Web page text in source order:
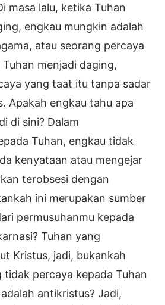
masa lalu, ketika Tuhan
engkau mungkin adalah
atau seorang percaya
menjadi daging,
yang taat itu tanpa sadar
Apakah engkau tahu apa
di sini? Dalam
Tuhan, engkau tidak
kenyataan atau mengejar
terobsesi dengan
ini merupakan sumber
permusuhanmu kepada
Tuhan yang
Kristus, jadi, bukankah
tidak percaya kepada Tuhan
antikristus? Jadi,